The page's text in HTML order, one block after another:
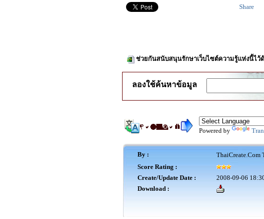
Share
ช่วยกันสนับสนุนรักษาเว็บไซต์ความรู้แห่งนี้ไว้
ลองใช้ค้นหาข้อมูล
Powered by
By :
Score Rating :
Create/Update Date :
2008-09-06
Download :